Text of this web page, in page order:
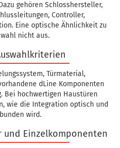
gehören Schlosshersteller,
Controller,
Eine optische Ähnlichkeit zu
nicht aus.
Türmaterial,
dLine Komponenten
Bei hochwertigen Haustüren
wie die Integration optisch und
wird.
und Einzelkomponenten